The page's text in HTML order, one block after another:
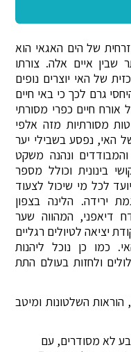
של הים האגאי הוא
שבין איים אלה. צורתו
של האי יוצרים נופים
גרם לכך כי באי חיים
אורח חיים כפרי מסורתי
מסורתיות מזה אלפי
האי, נפסע בשבילי יער
ונהנה משקט
בינונית וכולל מספר
לכל מי שיכול לצעוד
ירידה. הלינה בצפון
דיאפני, המהווה שער
יציאה לטיולים רגליים
כמו כן נוכל ליהנות
ולחזות בעולם התת
השלטונות ומיטב
לא מסודרים, עם